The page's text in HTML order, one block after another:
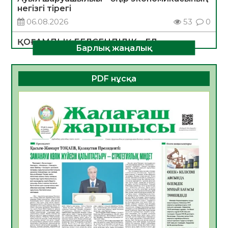
негізгі тірегі
06.08.2026
53 0
ҚОҒАМДЫҚ БЕЛСЕНДІЛІК – ЕЛ
ДАМУЫНЫҢ НЕГІЗІ
06.08.2026
51 0
ҚҰРЫЛТАЙ САЙЛАУЫ – БОЛАШАҚҚА
06.08.2026
Инфекциялық ауруларға қарсы иммундау
жұмыстарының тиімділігі
06.08.2026
55
Көкжөтел ауруы туралы
06.08.2026
53
АПВ вакцинасы туралы мәлімет
06.08.2026
52
Барлық жаңалық
PDF нұсқа